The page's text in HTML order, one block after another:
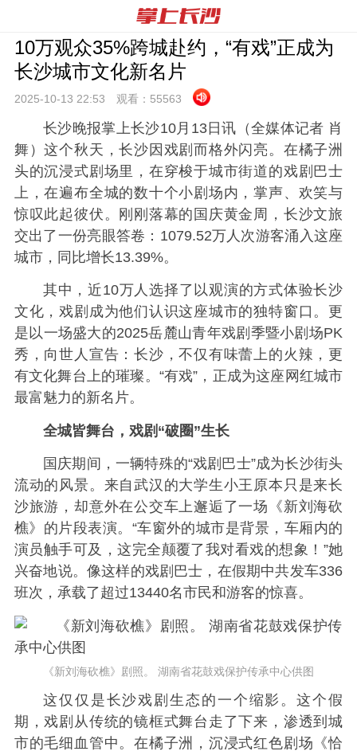
10万观众35%跨城赴约，“有戏”正成为
长沙城市文化新名片
2025-10-13 22:53 观看： 55563
长沙晚报掌上长沙10月13日讯（全媒体记者 肖
舞）这个秋天，长沙因戏剧而格外闪亮。在橘子洲
头的沉浸式剧场里，在穿梭于城市街道的戏剧巴士
上，在遍布全城的数十个小剧场内，掌声、欢笑与
惊叹此起彼伏。刚刚落幕的国庆黄金周，长沙文旅
交出了一份亮眼答卷：1079.52万人次游客涌入这座
城市，同比增长13.39%。
其中，近10万人选择了以观演的方式体验长沙
文化，戏剧成为他们认识这座城市的独特窗口。更
是以一场盛大的2025岳麓山青年戏剧季暨小剧场PK
秀，向世人宣告：长沙，不仅有味蕾上的火辣，更
有文化舞台上的璀璨。“有戏”，正成为这座网红城市
最富魅力的新名片。
全城皆舞台，戏剧“破圈”生长
国庆期间，一辆特殊的“戏剧巴士”成为长沙街头
流动的风景。来自武汉的大学生小王原本只是来长
沙旅游，却意外在公交车上邂逅了一场《新刘海砍
樵》的片段表演。“车窗外的城市是背景，车厢内的
演员触手可及，这完全颠覆了我对看戏的想象！”她
兴奋地说。像这样的戏剧巴士，在假期中共发车336
班次，承载了超过13440名市民和游客的惊喜。
《新刘海砍樵》剧照。 湖南省花鼓戏保护传承中心供图
这仅仅是长沙戏剧生态的一个缩影。这个假
期，戏剧从传统的镜框式舞台走了下来，渗透到城
市的毛细血管中。在橘子洲，沉浸式红色剧场《恰